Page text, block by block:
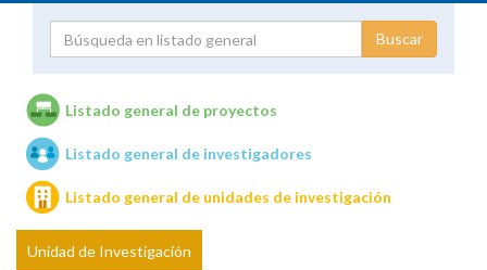
Unidades de investigación
Listado general de proyectos
Listado general de investigadores
Listado general de unidades de investigación
Unidad de Investigación